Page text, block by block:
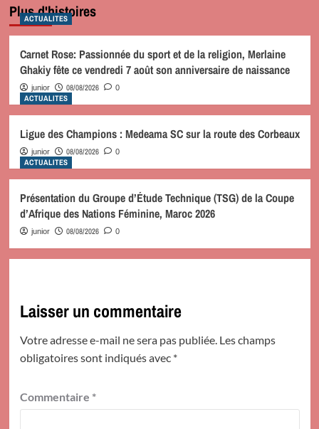
Plus d'histoires
ACTUALITES
Carnet Rose: Passionnée du sport et de la religion, Merlaine
Ghakiy fête ce vendredi 7 août son anniversaire de naissance
junior 08/08/2026 0
ACTUALITES
Ligue des Champions : Medeama SC sur la route des Corbeaux
junior 08/08/2026 0
ACTUALITES
Présentation du Groupe d’Étude Technique (TSG) de la Coupe
d’Afrique des Nations Féminine, Maroc 2026
junior 08/08/2026 0
Laisser un commentaire
Votre adresse e-mail ne sera pas publiée. Les champs
obligatoires sont indiqués avec *
Commentaire *